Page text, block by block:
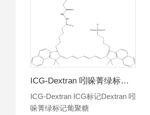
ICG-Dextran 吲哚菁绿标记葡聚糖
ICG-Dextran ICG标记Dextran 吲
哚菁绿标记葡聚糖